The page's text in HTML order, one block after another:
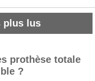
plus lus
prothèse totale
?